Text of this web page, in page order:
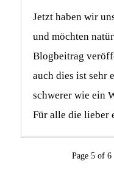
Jetzt haben wir
und möchten
Blogbeitrag
auch dies ist sehr
schwerer wie ein
Für alle die lieber
Page 5 of 6